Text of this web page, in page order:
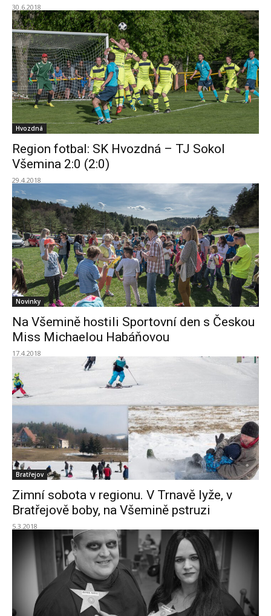
30.6.2018
Hvozdná
Region fotbal: SK Hvozdná – TJ Sokol
Všemina 2:0 (2:0)
29.4.2018
Novinky
Na Všemině hostili Sportovní den s Českou
Miss Michaelou Habáňovou
17.4.2018
Bratřejov
Zimní sobota v regionu. V Trnavě lyže, v
Bratřejově boby, na Všemině pstruzi
5.3.2018